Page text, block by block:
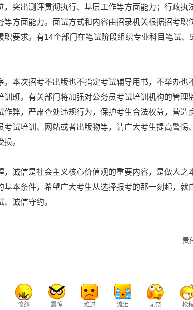
，突出测评贯彻执行、基层工作等方面能力；行政执
等方面能力。面试方式和内容由招录机关根据招考职
职要求。有14个部门在笔试阶段组织专业科目笔试、
。本次招考不出版也不指定考试辅导用书，不举办也
训班。有关部门将加强对公务员考试培训机构的管理
作弊，严肃查处违规行为，保护考生合法权益，营造
试培训、网站或者出版物等，请广大考生提高警惕
。
，诚信是社会主义核心价值观的重要内容，是做人之
基本条件，希望广大考生从选择报考的那一刻起，就
诚信守约。
责
愤怒 震惊 难过 流泪 无奈 枪